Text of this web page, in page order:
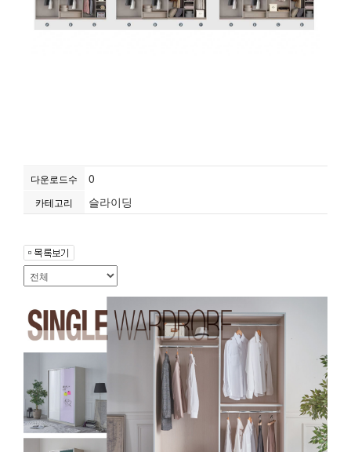
다운로드수 0
카테고리 슬라이딩